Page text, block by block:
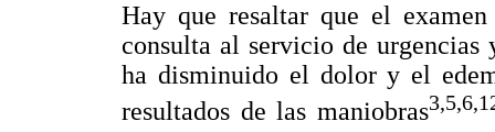
Hay que resaltar que el
consulta al servicio de urgencias
ha disminuido el dolor y el
resultados de las maniobras